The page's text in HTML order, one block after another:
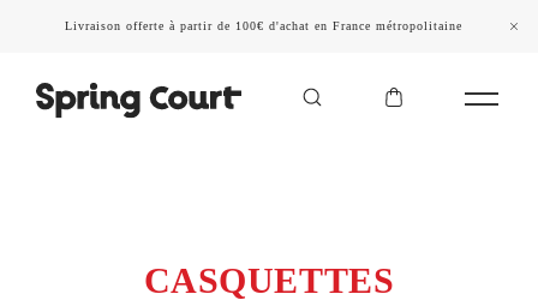
Livraison offerte à partir de 100€ d'achat en France métropolitaine
CASQUETTES